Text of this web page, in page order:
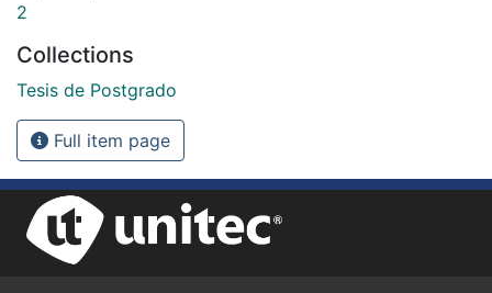
2
Collections
Tesis de Postgrado
Full item page